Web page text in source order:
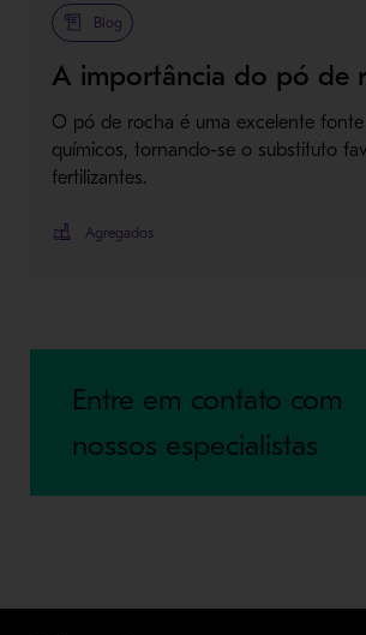
Blog
A importância do pó de
O pó de rocha é uma excelente
químicos, tornando-se o substituto
fertilizantes.
Agregados
Entre em contato com
nossos especialistas